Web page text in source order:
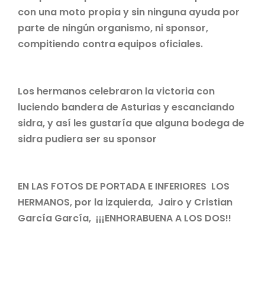
con una moto propia y sin ninguna ayuda por
parte de ningún organismo, ni sponsor,
compitiendo contra equipos oficiales.
Los hermanos celebraron la victoria con
luciendo bandera de Asturias y escanciando
sidra, y así les gustaría que alguna bodega de
sidra pudiera ser su sponsor
EN LAS FOTOS DE PORTADA E INFERIORES LOS
HERMANOS, por la izquierda, Jairo y Cristian
García García, ¡¡¡ENHORABUENA A LOS DOS!!